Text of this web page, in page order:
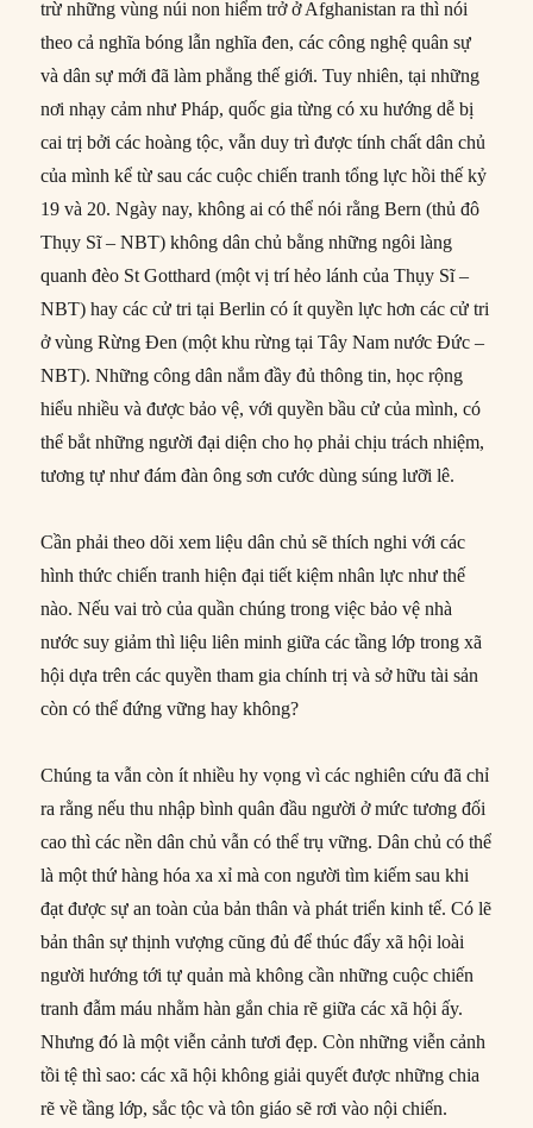
trừ những vùng núi non hiểm trở ở Afghanistan ra thì nói
theo cả nghĩa bóng lẫn nghĩa đen, các công nghệ quân sự
và dân sự mới đã làm phẳng thế giới. Tuy nhiên, tại những
nơi nhạy cảm như Pháp, quốc gia từng có xu hướng dễ bị
cai trị bởi các hoàng tộc, vẫn duy trì được tính chất dân chủ
của mình kể từ sau các cuộc chiến tranh tổng lực hồi thế kỷ
19 và 20. Ngày nay, không ai có thể nói rằng Bern (thủ đô
Thụy Sĩ – NBT) không dân chủ bằng những ngôi làng
quanh đèo St Gotthard (một vị trí hẻo lánh của Thụy Sĩ –
NBT) hay các cử tri tại Berlin có ít quyền lực hơn các cử tri
ở vùng Rừng Đen (một khu rừng tại Tây Nam nước Đức –
NBT). Những công dân nắm đầy đủ thông tin, học rộng
hiểu nhiều và được bảo vệ, với quyền bầu cử của mình, có
thể bắt những người đại diện cho họ phải chịu trách nhiệm,
tương tự như đám đàn ông sơn cước dùng súng lưỡi lê.
Cần phải theo dõi xem liệu dân chủ sẽ thích nghi với các
hình thức chiến tranh hiện đại tiết kiệm nhân lực như thế
nào. Nếu vai trò của quần chúng trong việc bảo vệ nhà
nước suy giảm thì liệu liên minh giữa các tầng lớp trong xã
hội dựa trên các quyền tham gia chính trị và sở hữu tài sản
còn có thể đứng vững hay không?
Chúng ta vẫn còn ít nhiều hy vọng vì các nghiên cứu đã chỉ
ra rằng nếu thu nhập bình quân đầu người ở mức tương đối
cao thì các nền dân chủ vẫn có thể trụ vững. Dân chủ có thể
là một thứ hàng hóa xa xỉ mà con người tìm kiếm sau khi
đạt được sự an toàn của bản thân và phát triển kinh tế. Có lẽ
bản thân sự thịnh vượng cũng đủ để thúc đẩy xã hội loài
người hướng tới tự quản mà không cần những cuộc chiến
tranh đẫm máu nhằm hàn gắn chia rẽ giữa các xã hội ấy.
Nhưng đó là một viễn cảnh tươi đẹp. Còn những viễn cảnh
tồi tệ thì sao: các xã hội không giải quyết được những chia
rẽ về tầng lớp, sắc tộc và tôn giáo sẽ rơi vào nội chiến.